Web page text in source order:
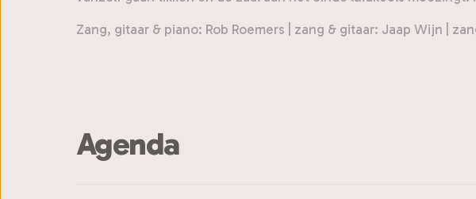
Zang, gitaar & piano: Rob Roemers | zang & gitaar: Jaap Wijn |
Agenda